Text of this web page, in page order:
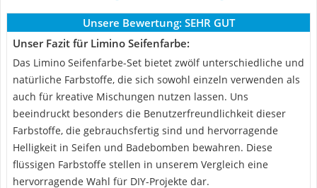
Unsere Bewertung: SEHR GUT
Unser Fazit für Limino Seifenfarbe:
Das Limino Seifenfarbe-Set bietet zwölf unterschiedliche und
natürliche Farbstoffe, die sich sowohl einzeln verwenden als
auch für kreative Mischungen nutzen lassen. Uns
beeindruckt besonders die Benutzerfreundlichkeit dieser
Farbstoffe, die gebrauchsfertig sind und hervorragende
Helligkeit in Seifen und Badebomben bewahren. Diese
flüssigen Farbstoffe stellen in unserem Vergleich eine
hervorragende Wahl für DIY-Projekte dar.